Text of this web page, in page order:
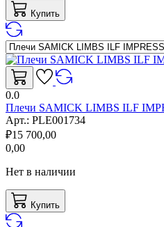
Купить
0.0
Плечи SAMICK LIMBS ILF
Арт.: PLE001734
₽15 700,00
0,00
Нет в наличии
Купить